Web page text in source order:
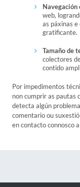
Navegación
web,
as páxinas
gratificante.
Tamaño de
colectores
contido
Por impedimentos
non cumprir as pautas
detecta algún
comentario ou
en contacto connosco